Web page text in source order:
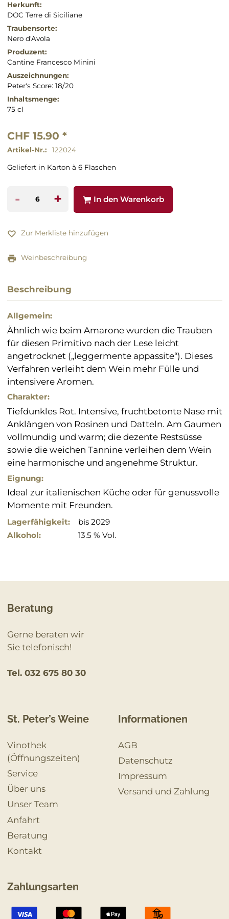
Herkunft:
DOC Terre di Siciliane
Traubensorte:
Nero d'Avola
Produzent:
Cantine Francesco Minini
Auszeichnungen:
Peter's Score: 18/20
Inhaltsmenge:
75 cl
CHF 15.90 *
Artikel-Nr.: 122024
Geliefert in Karton à 6 Flaschen
- + In den Warenkorb
Zur Merkliste hinzufügen
Weinbeschreibung
Beschreibung
Allgemein:
Ähnlich wie beim Amarone wurden die Trauben
für diesen Primitivo nach der Lese leicht
angetrocknet („leggermente appassite“). Dieses
Verfahren verleiht dem Wein mehr Fülle und
intensivere Aromen.
Charakter:
Tiefdunkles Rot. Intensive, fruchtbetonte Nase mit
Anklängen von Rosinen und Datteln. Am Gaumen
vollmundig und warm; die dezente Restsüsse
sowie die weichen Tannine verleihen dem Wein
eine harmonische und angenehme Struktur.
Eignung:
Ideal zur italienischen Küche oder für genussvolle
Momente mit Freunden.
Lagerfähigkeit:
bis 2029
Alkohol:
13.5 % Vol.
Beratung
Gerne beraten wir
Sie telefonisch!
Tel. 032 675 80 30
St. Peter’s Weine
Vinothek
(Öffnungszeiten)
Service
Über uns
Unser Team
Anfahrt
Beratung
Kontakt
Informationen
AGB
Datenschutz
Impressum
Versand und Zahlung
Zahlungsarten